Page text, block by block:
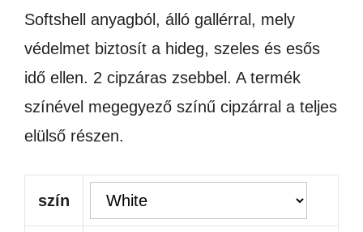
Softshell anyagból, álló gallérral, mely
védelmet biztosít a hideg, szeles és esős
idő ellen. 2 cipzáras zsebbel. A termék
színével megegyező színű cipzárral a teljes
elülső részen.
szín